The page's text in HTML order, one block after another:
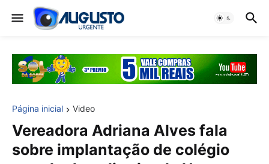
Página inicial Video
Vereadora Adriana Alves fala
sobre implantação de colégio